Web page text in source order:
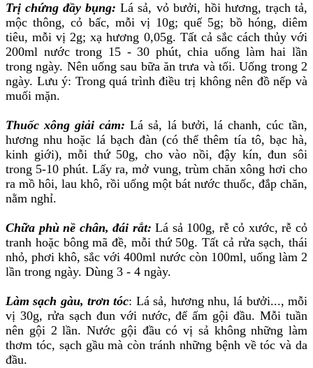
Trị chứng đầy bụng: Lá sả, vỏ bưởi, hồi hương, trạch tả,
mộc thông, cỏ bấc, mỗi vị 10g; quế 5g; bồ hóng, diêm
tiêu, mỗi vị 2g; xạ hương 0,05g. Tất cả sắc cách thủy với
200ml nước trong 15 - 30 phút, chia uống làm hai lần
trong ngày. Nên uống sau bữa ăn trưa và tối. Uống trong 2
ngày. Lưu ý: Trong quá trình điều trị không nên đồ nếp và
muối mặn.
Thuốc xông giải cảm: Lá sả, lá bưởi, lá chanh, cúc tần,
hương nhu hoặc lá bạch đàn (có thể thêm tía tô, bạc hà,
kinh giới), mỗi thứ 50g, cho vào nồi, đậy kín, đun sôi
trong 5-10 phút. Lấy ra, mở vung, trùm chăn xông hơi cho
ra mồ hôi, lau khô, rồi uống một bát nước thuốc, đắp chăn,
nằm nghỉ.
Chữa phù nề chân, đái rắt: Lá sả 100g, rễ cỏ xước, rễ cỏ
tranh hoặc bông mã đề, mỗi thứ 50g. Tất cả rửa sạch, thái
nhỏ, phơi khô, sắc với 400ml nước còn 100ml, uống làm 2
lần trong ngày. Dùng 3 - 4 ngày.
Làm sạch gàu, trơn tóc: Lá sả, hương nhu, lá bưởi..., mỗi
vị 30g, rửa sạch đun với nước, để ấm gội đầu. Mỗi tuần
nên gội 2 lần. Nước gội đầu có vị sả không những làm
thơm tóc, sạch gầu mà còn tránh những bệnh về tóc và da
đầu.